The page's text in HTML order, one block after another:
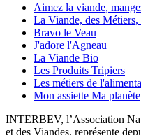
Aimez la viande,
La Viande, des Métiers,
Bravo le Veau
J'adore l'Agneau
La Viande Bio
Les Produits Tripiers
Les métiers de
Mon assiette Ma planète
INTERBEV, l’Association
et des Viandes, représente